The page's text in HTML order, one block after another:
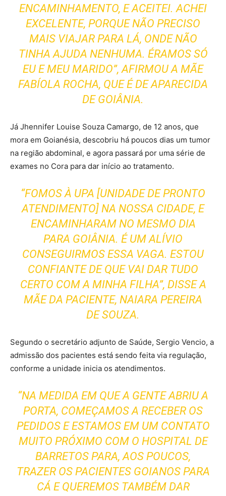
ENCAMINHAMENTO, E ACEITEI. ACHEI
EXCELENTE, PORQUE NÃO PRECISO
MAIS VIAJAR PARA LÁ, ONDE NÃO
TINHA AJUDA NENHUMA. ÉRAMOS SÓ
EU E MEU MARIDO”, AFIRMOU A MÃE
FABÍOLA ROCHA, QUE É DE APARECIDA
DE GOIÂNIA.
Já Jhennifer Louise Souza Camargo, de 12 anos, que
mora em Goianésia, descobriu há poucos dias um tumor
na região abdominal, e agora passará por uma série de
exames no Cora para dar início ao tratamento.
“FOMOS À UPA [UNIDADE DE PRONTO
ATENDIMENTO] NA NOSSA CIDADE, E
ENCAMINHARAM NO MESMO DIA
PARA GOIÂNIA. É UM ALÍVIO
CONSEGUIRMOS ESSA VAGA. ESTOU
CONFIANTE DE QUE VAI DAR TUDO
CERTO COM A MINHA FILHA”, DISSE A
MÃE DA PACIENTE, NAIARA PEREIRA
DE SOUZA.
Segundo o secretário adjunto de Saúde, Sergio Vencio, a
admissão dos pacientes está sendo feita via regulação,
conforme a unidade inicia os atendimentos.
“NA MEDIDA EM QUE A GENTE ABRIU A
PORTA, COMEÇAMOS A RECEBER OS
PEDIDOS E ESTAMOS EM UM CONTATO
MUITO PRÓXIMO COM O HOSPITAL DE
BARRETOS PARA, AOS POUCOS,
TRAZER OS PACIENTES GOIANOS PARA
CÁ E QUEREMOS TAMBÉM DAR